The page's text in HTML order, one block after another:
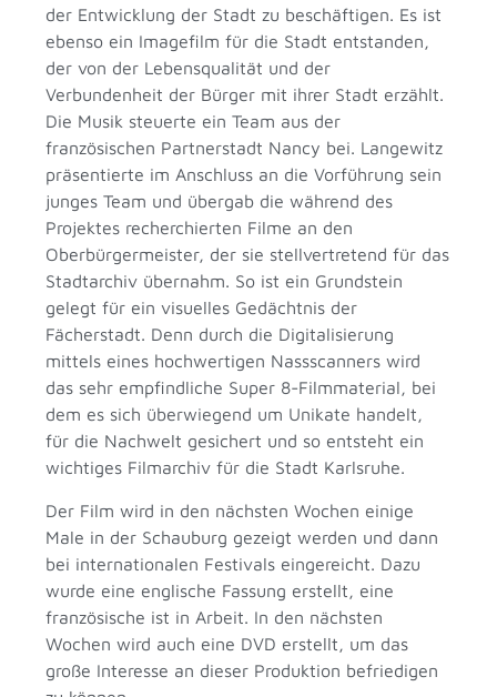
der Entwicklung der Stadt zu beschäftigen. Es ist
ebenso ein Imagefilm für die Stadt entstanden,
der von der Lebensqualität und der
Verbundenheit der Bürger mit ihrer Stadt erzählt.
Die Musik steuerte ein Team aus der
französischen Partnerstadt Nancy bei. Langewitz
präsentierte im Anschluss an die Vorführung sein
junges Team und übergab die während des
Projektes recherchierten Filme an den
Oberbürgermeister, der sie stellvertretend für das
Stadtarchiv übernahm. So ist ein Grundstein
gelegt für ein visuelles Gedächtnis der
Fächerstadt. Denn durch die Digitalisierung
mittels eines hochwertigen Nassscanners wird
das sehr empfindliche Super 8-Filmmaterial, bei
dem es sich überwiegend um Unikate handelt,
für die Nachwelt gesichert und so entsteht ein
wichtiges Filmarchiv für die Stadt Karlsruhe.
Der Film wird in den nächsten Wochen einige
Male in der Schauburg gezeigt werden und dann
bei internationalen Festivals eingereicht. Dazu
wurde eine englische Fassung erstellt, eine
französische ist in Arbeit. In den nächsten
Wochen wird auch eine DVD erstellt, um das
große Interesse an dieser Produktion befriedigen